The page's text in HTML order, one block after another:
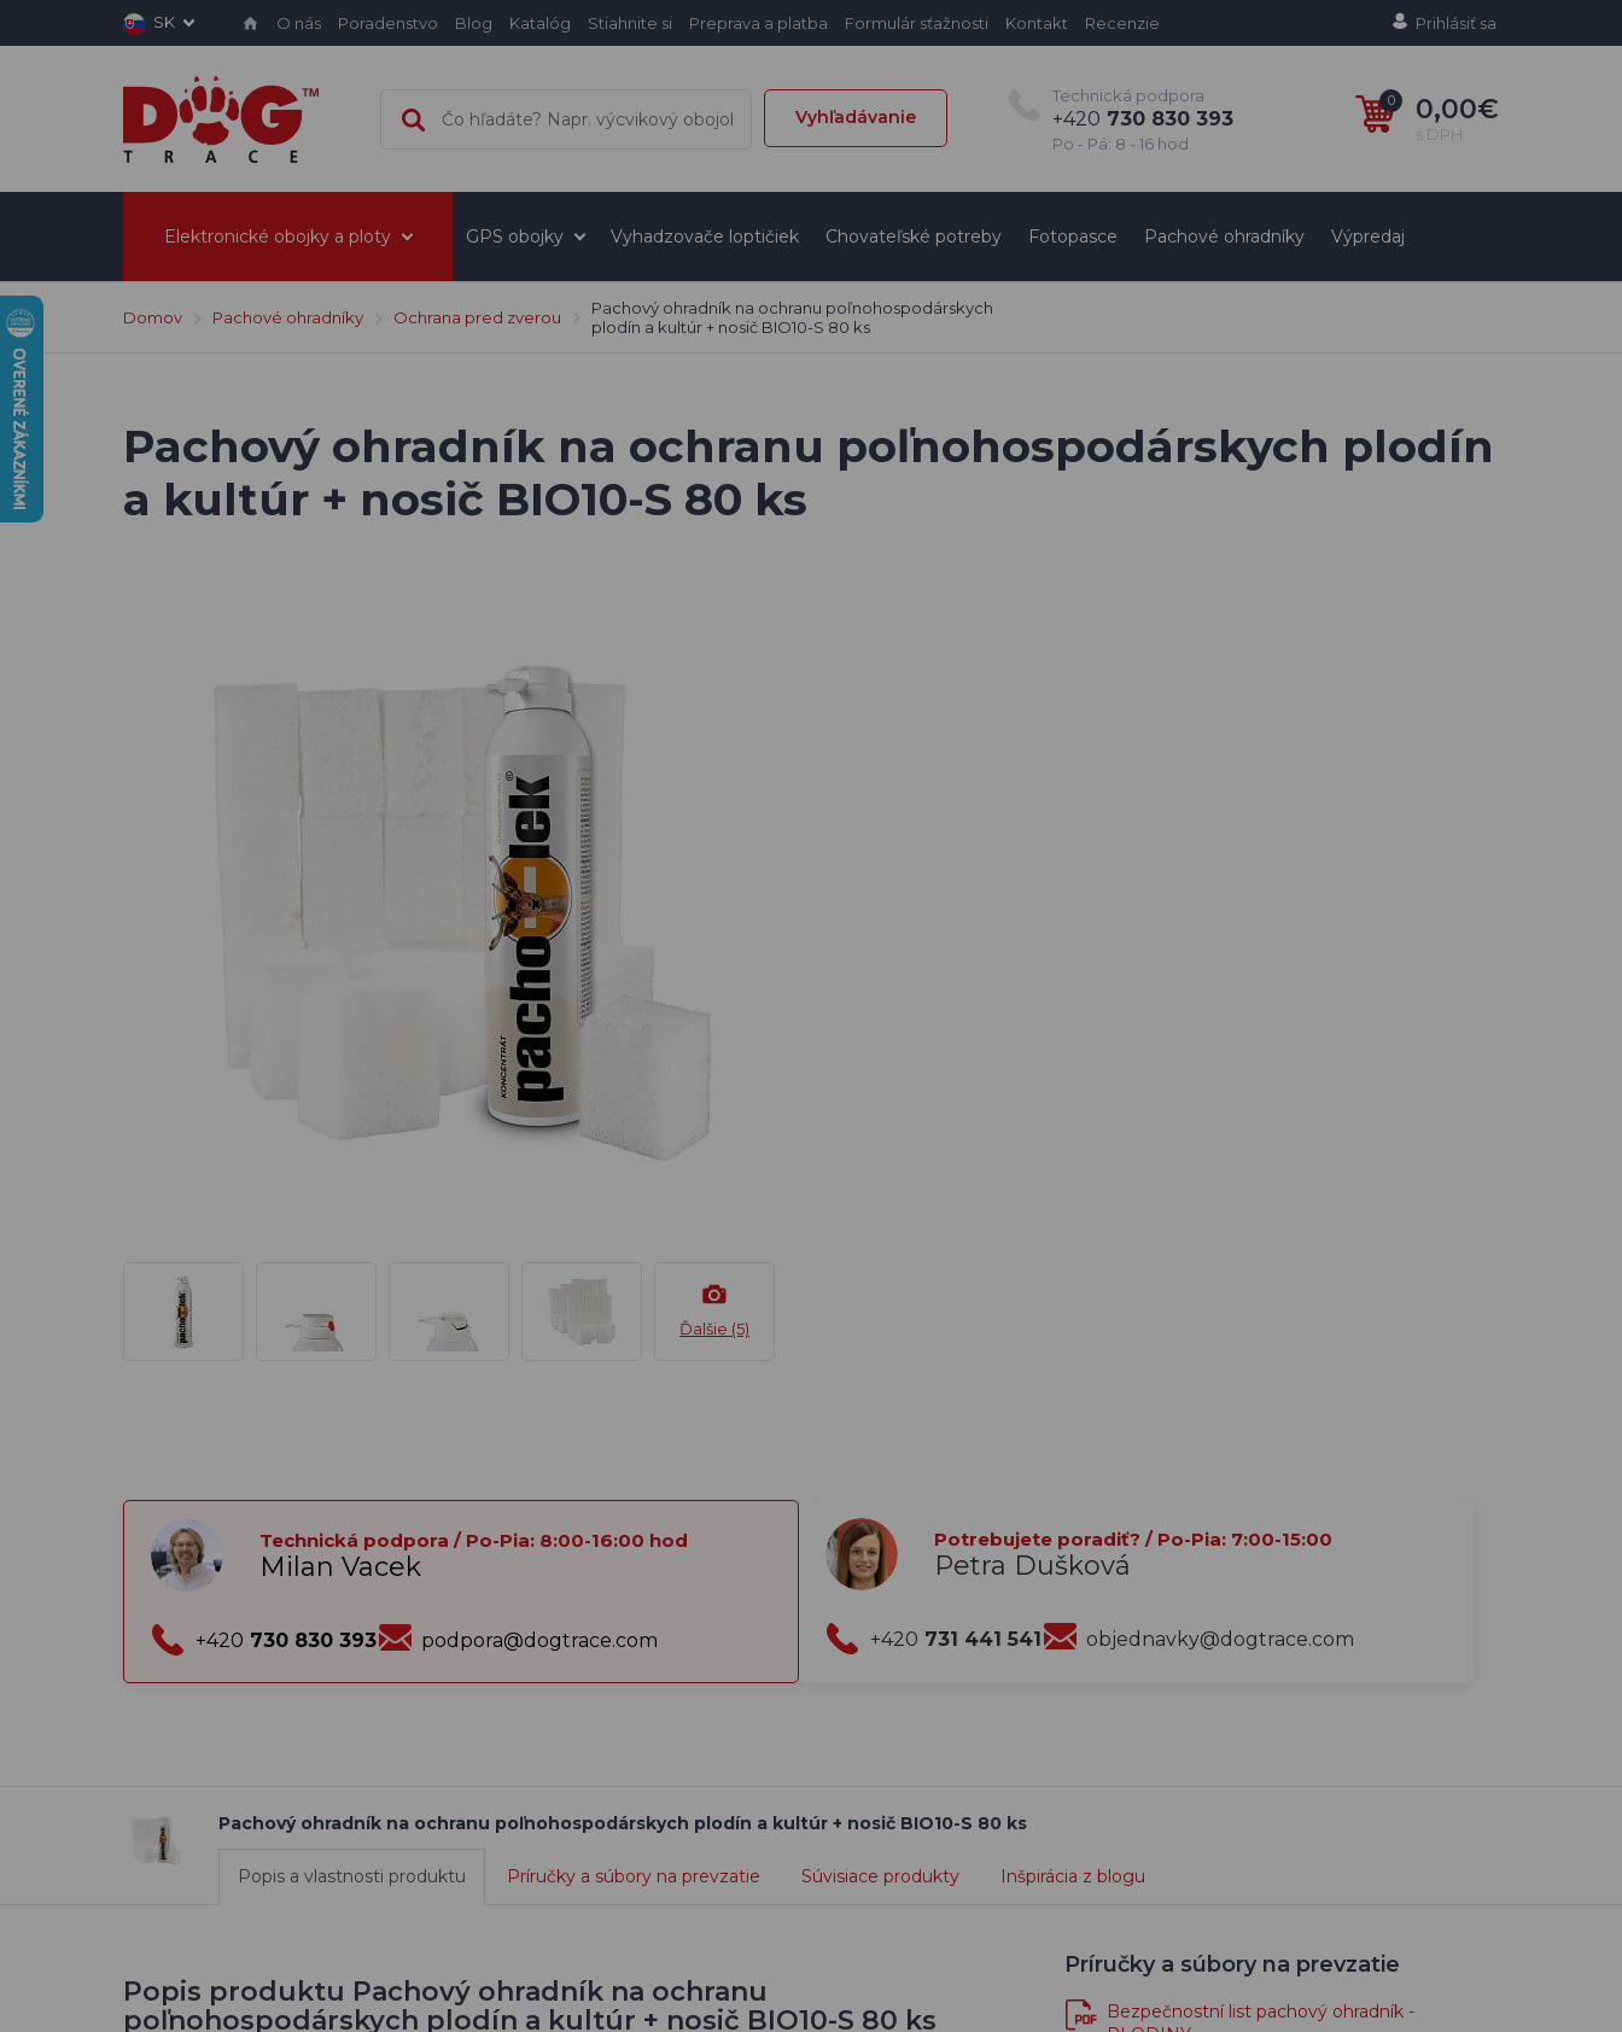
SK O nás Poradenstvo Blog Katalóg Stiahnite si Preprava a platba Formulár sťažnosti Kontakt Recenzie Prihlásiť sa
Vyhľadávanie
Technická podpora
+420 730 830 393
Po - Pá: 8 - 16 hod
0 0,00€
s DPH
Elektronické obojky a ploty GPS obojky Vyhadzovače loptičiek Chovateľské potreby Fotopasce Pachové ohradníky Výpredaj
Domov Pachové ohradníky Ochrana pred zverou
Pachový ohradník na ochranu poľnohospodárskych
plodín a kultúr + nosič BIO10-S 80 ks
Pachový ohradník na ochranu poľnohospodárskych plodín
a kultúr + nosič BIO10-S 80 ks
Ďalšie (5)
Technická podpora / Po-Pia: 8:00-16:00 hod
Milan Vacek
+420 730 830 393 podpora@dogtrace.com
Potrebujete poradiť? / Po-Pia: 7:00-15:00
Petra Dušková
+420 731 441 541 objednavky@dogtrace.com
Pachový ohradník na ochranu poľnohospodárskych plodín a kultúr + nosič BIO10-S 80 ks
Popis a vlastnosti produktu Príručky a súbory na prevzatie Súvisiace produkty Inšpirácia z blogu
Popis produktu Pachový ohradník na ochranu
poľnohospodárskych plodín a kultúr + nosič BIO10-S 80 ks
Príručky a súbory na prevzatie
Bezpečnostní list pachový ohradník -